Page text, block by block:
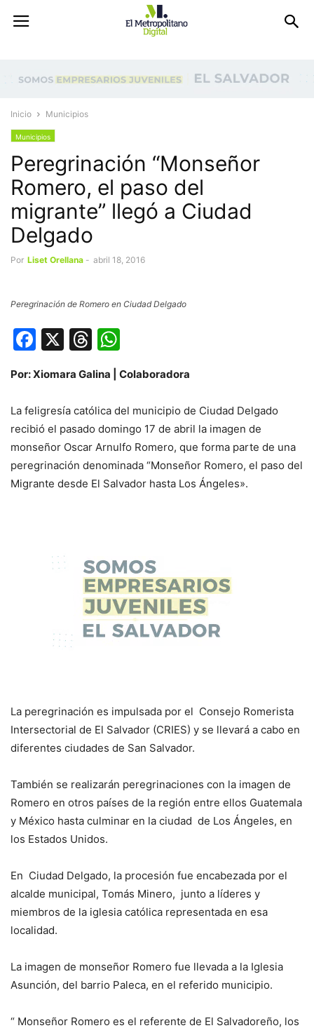
Inicio Municipios
Municipios
Peregrinación “Monseñor
Romero, el paso del
migrante” llegó a Ciudad
Delgado
Por Liset Orellana - abril 18, 2016
Peregrinación de Romero en Ciudad Delgado
Facebook
X Threads
Por: Xiomara Galina | Colaboradora
La feligresía católica del municipio de Ciudad Delgado
recibió el pasado domingo 17 de abril la imagen de
monseñor Oscar Arnulfo Romero, que forma parte de una
peregrinación denominada “Monseñor Romero, el paso del
Migrante desde El Salvador hasta Los Ángeles».
La peregrinación es impulsada por el Consejo Romerista
Intersectorial de El Salvador (CRIES) y se llevará a cabo en
diferentes ciudades de San Salvador.
También se realizarán peregrinaciones con la imagen de
Romero en otros países de la región entre ellos Guatemala
y México hasta culminar en la ciudad de Los Ángeles, en
los Estados Unidos.
En Ciudad Delgado, la procesión fue encabezada por el
alcalde municipal, Tomás Minero, junto a líderes y
miembros de la iglesia católica representada en esa
localidad.
La imagen de monseñor Romero fue llevada a la Iglesia
Asunción, del barrio Paleca, en el referido municipio.
“ Monseñor Romero es el referente de El Salvadoreño, los